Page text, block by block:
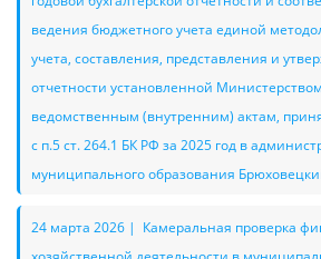
ведения бюджетного учета единой
учета, составления, представления и
отчетности установленной
ведомственным (внутренним) актам,
с п.5 ст. 264.1 БК РФ за 2025 год в
муниципального образования
24 марта 2026 | Камеральная проверка